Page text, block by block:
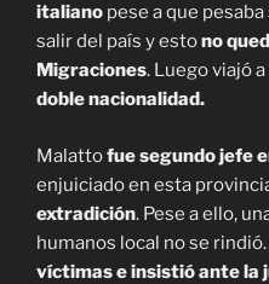
italiano pese a que
salir del país y estono
Migraciones. Luego viajó
doble nacionalidad.
Malattofue segundo jefe
enjuiciado en esta
extradición. Pese a ello,
humanos local no se rindió.
víctimas e insistió ante la